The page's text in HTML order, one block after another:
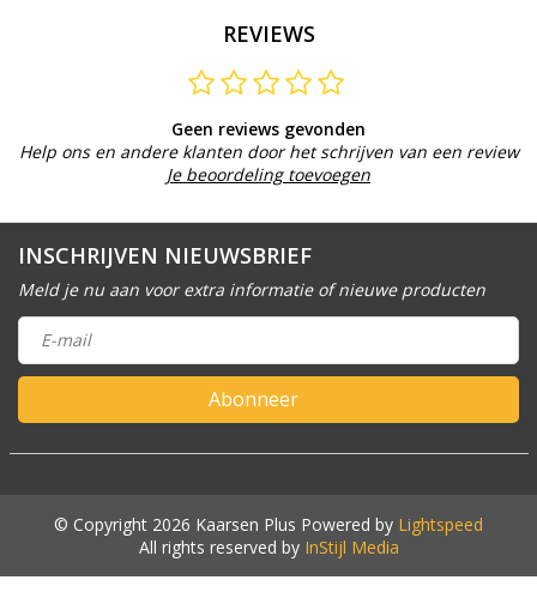
REVIEWS
Geen reviews gevonden
Help ons en andere klanten door het schrijven van een review
Je beoordeling toevoegen
INSCHRIJVEN NIEUWSBRIEF
Meld je nu aan voor extra informatie of nieuwe producten
Abonneer
© Copyright 2026 Kaarsen Plus Powered by Lightspeed
All rights reserved by InStijl Media